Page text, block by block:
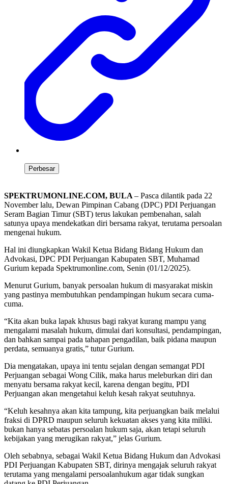
Perbesar
SPEKTRUMONLINE.COM, BULA – Pasca dilantik pada 22
November lalu, Dewan Pimpinan Cabang (DPC) PDI Perjuangan
Seram Bagian Timur (SBT) terus lakukan pembenahan, salah
satunya upaya mendekatkan diri bersama rakyat, terutama persoalan
mengenai hukum.
Hal ini diungkapkan Wakil Ketua Bidang Bidang Hukum dan
Advokasi, DPC PDI Perjuangan Kabupaten SBT, Muhamad
Gurium kepada Spektrumonline.com, Senin (01/12/2025).
Menurut Gurium, banyak persoalan hukum di masyarakat miskin
yang pastinya membutuhkan pendampingan hukum secara cuma-
cuma.
“Kita akan buka lapak khusus bagi rakyat kurang mampu yang
mengalami masalah hukum, dimulai dari konsultasi, pendampingan,
dan bahkan sampai pada tahapan pengadilan, baik pidana maupun
perdata, semuanya gratis,” tutur Gurium.
Dia mengatakan, upaya ini tentu sejalan dengan semangat PDI
Perjuangan sebagai Wong Cilik, maka harus meleburkan diri dan
menyatu bersama rakyat kecil, karena dengan begitu, PDI
Perjuangan akan mengetahui keluh kesah rakyat seutuhnya.
“Keluh kesahnya akan kita tampung, kita perjuangkan baik melalui
fraksi di DPRD maupun seluruh kekuatan akses yang kita miliki.
bukan hanya sebatas persoalan hukum saja, akan tetapi seluruh
kebijakan yang merugikan rakyat,” jelas Gurium.
Oleh sebabnya, sebagai Wakil Ketua Bidang Hukum dan Advokasi
PDI Perjuangan Kabupaten SBT, dirinya mengajak seluruh rakyat
terutama yang mengalami persoalanhukum agar tidak sungkan